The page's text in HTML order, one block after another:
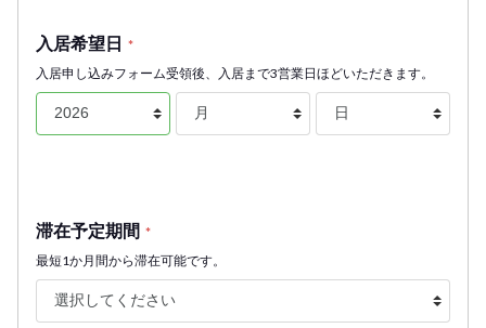
入居希望日 *
入居申し込みフォーム受領後、入居まで3営業日ほどいただきます。
滞在予定期間 *
最短1か月間から滞在可能です。